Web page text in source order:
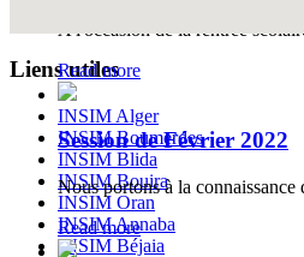
A l'occasion de la rentrée
Read more
Session de Février 2022
Nous portons à la
Read more
Liens utiles
INSIM Alger
INSIM Boumerdes
INSIM Blida
INSIM Bouira
INSIM Oran
INSIM Annaba
INSIM Béjaia